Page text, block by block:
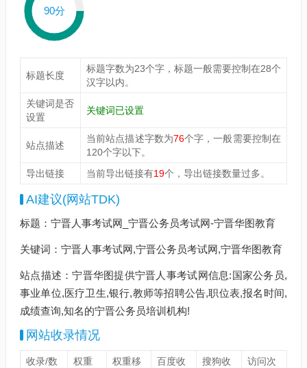
90分
标题长度
标题字数为23个字，标题一般需要控制在28个
汉字以内。
关键词是否
设置
关键词已设置
站点描述
当前站点描述字数为76个字，一般需要控制在
120个字以下。
导出链接
当前导出链接有19个，导出链接数量过多。
AI建议(网站TDK)
标题：宁晋人事考试网_宁晋公务员考试网-宁晋华图教育
关键词：宁晋人事考试网,宁晋公务员考试网,宁晋华图教育
站点描述：宁晋华图提供宁晋人事考试网信息:国家公务员,
事业单位,医疗卫生,银行,教师等招聘公告,职位表,报名时间,
成绩查询,知名的宁晋公务员培训机构!
网站收录情况
收录/数
权重
权重移
百度收
搜狗收
访问次